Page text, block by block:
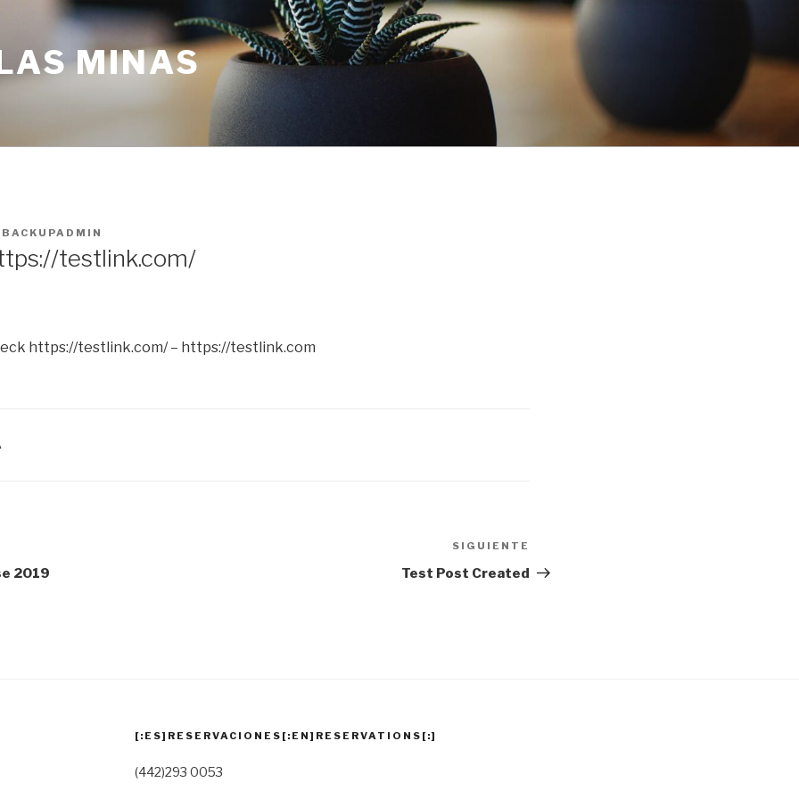
MINAS
BACKUPADMIN
testlink.com/
https://testlink.com/ – https://testlink.com
2019
entrada
SIGUIENTE
Test Post Created
[:ES]RESERVACIONES[:EN]RESERVATIONS[:]
(442)293 0053